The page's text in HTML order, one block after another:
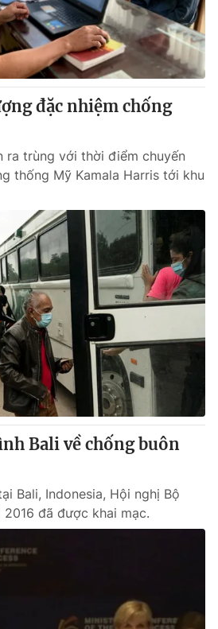
Infographic
Shorts video
VTV Thể thao
Bất động sản
Tấm lòng Việt
Vươn mình bằng AI
English
đặc nhiệm chống
ra trùng với thời điểm chuyến
thống Mỹ Kamala Harris tới khu
Bali về chống buôn
Bali, Indonesia, Hội nghị Bộ
đã được khai mạc.